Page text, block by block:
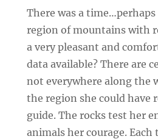
There was a
region of mountains with
a very pleasant and
data available? There are
not everywhere along the
the region she could have
guide. The rocks test her
animals her courage.